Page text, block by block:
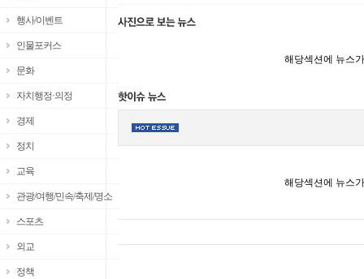
행사/이벤트
인물포커스
문화
자치행정·의정
경제
정치
교육
관광/여행/민속/축제/명소
스포츠
외교
정책
해당섹션에 뉴스
해당섹션에 뉴스